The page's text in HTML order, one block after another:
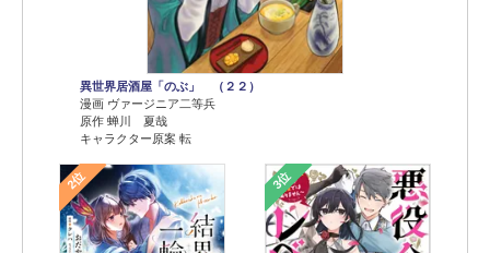
異世界居酒屋「のぶ」 （２２）
漫画 ヴァージニア二等兵
原作 蝉川 夏哉
キャラクター原案 転
2位 3位